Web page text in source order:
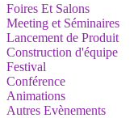
Foires Et Salons
Meeting et Séminaires
Lancement de Produit
Construction d'équipe
Festival
Conférence
Animations
Autres Evènements